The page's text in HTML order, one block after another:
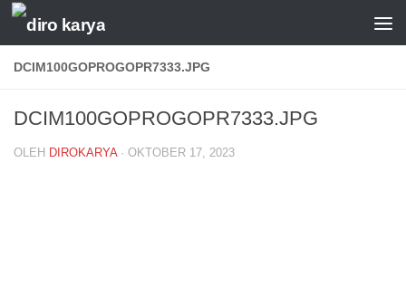
Skip to content
DCIM100GOPROGOPR7333.JPG
DCIM100GOPROGOPR7333.JPG
OLEH DIROKARYA · OKTOBER 17, 2023